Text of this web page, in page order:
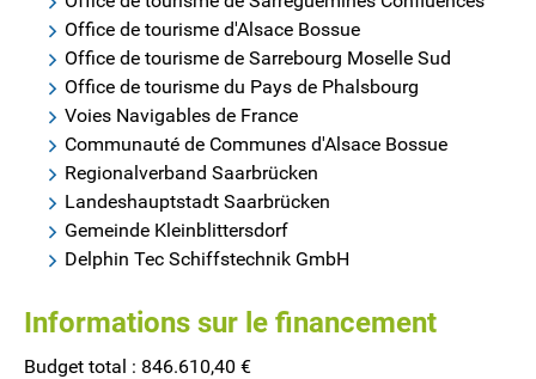
Office de tourisme d'Alsace Bossue
Office de tourisme de Sarrebourg Moselle Sud
Office de tourisme du Pays de Phalsbourg
Voies Navigables de France
Communauté de Communes d'Alsace Bossue
Regionalverband Saarbrücken
Landeshauptstadt Saarbrücken
Gemeinde Kleinblittersdorf
Delphin Tec Schiffstechnik GmbH
Informations sur le financement
Budget total : 846.610,40 €